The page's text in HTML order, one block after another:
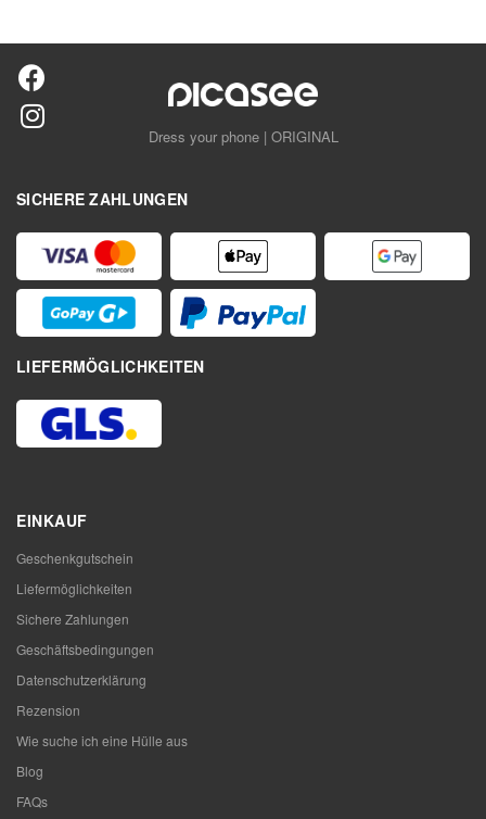
Dress your phone | ORIGINAL
SICHERE ZAHLUNGEN
LIEFERMÖGLICHKEITEN
EINKAUF
Geschenkgutschein
Liefermöglichkeiten
Sichere Zahlungen
Geschäftsbedingungen
Datenschutzerklärung
Rezension
Wie suche ich eine Hülle aus
Blog
FAQs